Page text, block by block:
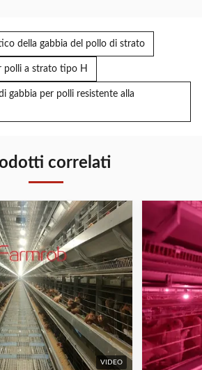
della gabbia del pollo di strato
polli a strato tipo H
gabbia per polli resistente alla
correlati
VIDEO